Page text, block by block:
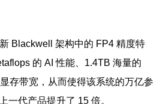
Blackwell 架构中的 FP4 精度特
的 AI 性能、1.4TB 海量的
存带宽，从而使得该系统的万亿参
一代产品提升了 15 倍。